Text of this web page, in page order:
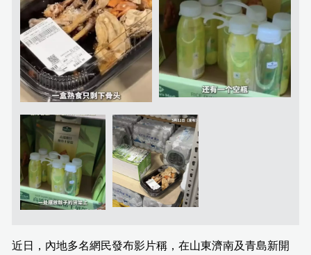
近日，內地多名網民發布影片稱，在山東濟南及青島新開